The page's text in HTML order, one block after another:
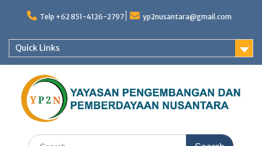
Telp +62 851-4126-2797 yp2nusantara@gmail.com
Quick Links
Search